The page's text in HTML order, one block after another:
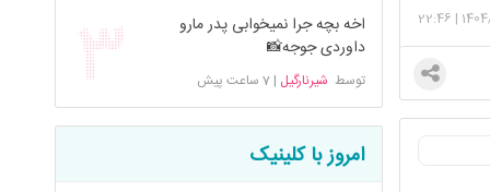
|
22:46
اخه بچه جرا نمیخوابی پدر مارو
داوردی جوجه📸
توسط شیرنارگیل |7 ساعت پیش
امروز با کلینیک